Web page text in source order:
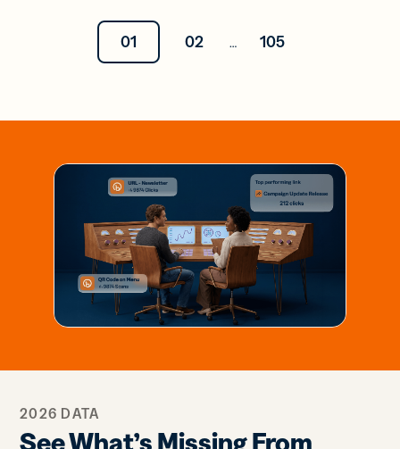
01 02 … 105
2026 DATA
See What’s Missing From